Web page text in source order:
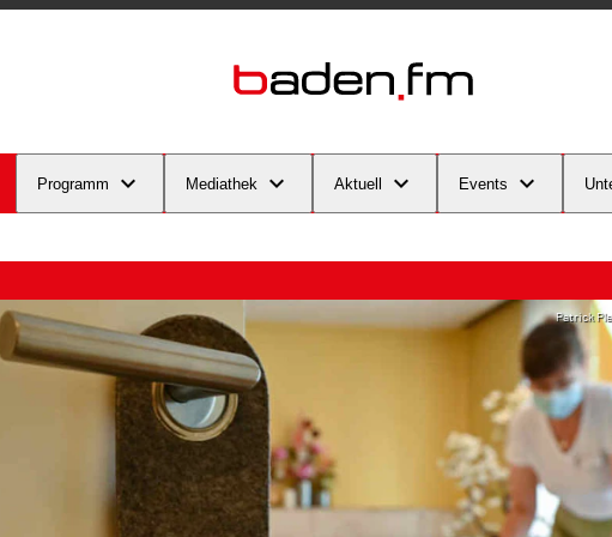
Programm Mediathek Aktuell Events
Patrick